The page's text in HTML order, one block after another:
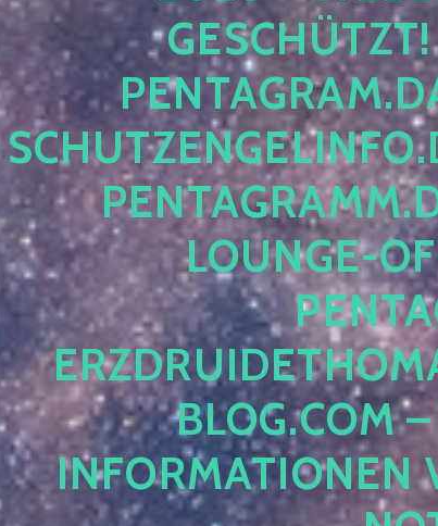
ESCHÜTZT!
OUNGE-
LOG.COM –
NFORMATIONEN